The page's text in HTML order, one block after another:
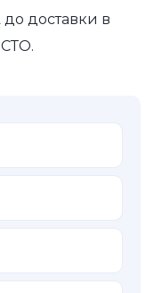
доставки в